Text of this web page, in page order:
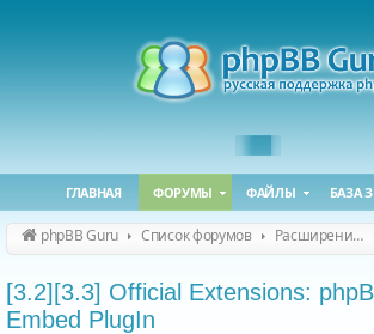
ГЛАВНАЯ ФОРУМЫ ФАЙЛЫ БАЗА
phpBB Guru Список форумов Расширения phpBB
[3.2][3.3] Official Extensions:
Embed PlugIn